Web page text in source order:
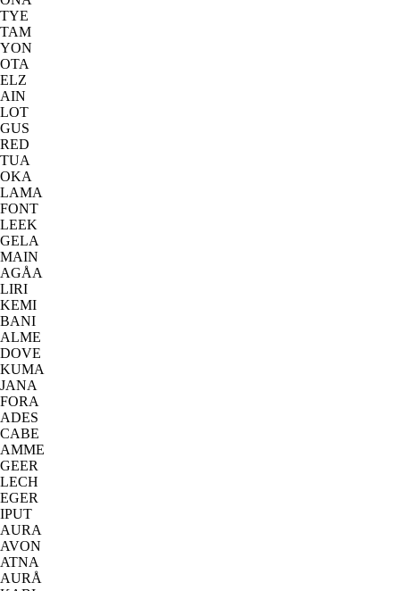
TYE
TAM
YON
OTA
ELZ
AIN
LOT
GUS
RED
TUA
OKA
LAMA
FONT
LEEK
GELA
MAIN
AGÅA
LIRI
KEMI
BANI
ALME
DOVE
KUMA
JANA
FORA
ADES
CABE
AMME
GEER
LECH
EGER
IPUT
AURA
AVON
ATNA
AURÅ